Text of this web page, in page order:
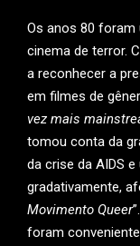
Os anos 80 foram
cinema de terror.
a reconhecer a
em filmes de
vez mais
tomou conta da
da crise da AIDS
gradativamente,
Movimento Queer
foram